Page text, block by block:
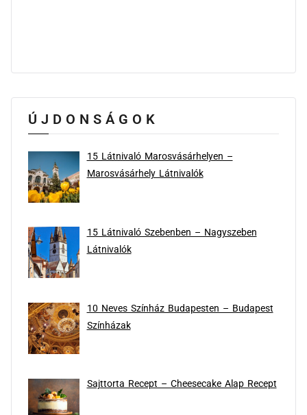
ÚJDONSÁGOK
15 Látnivaló Marosvásárhelyen –
Marosvásárhely Látnivalók
15 Látnivaló Szebenben – Nagyszeben
Látnivalók
10 Neves Színház Budapesten – Budapest
Színházak
Sajttorta Recept – Cheesecake Alap Recept